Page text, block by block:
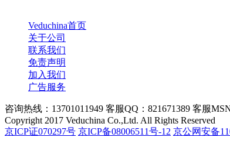
Veduchina首页
关于公司
联系我们
免责声明
加入我们
广告服务
咨询热线：13701011949 客服QQ：821671389 客服
Copyright 2017 Veduchina Co.,Ltd. All Rights Reserved
京ICP证070297号 京ICP备08006511号-12 京公网安备